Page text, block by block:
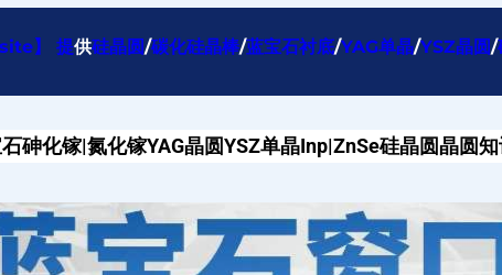
】 提供硅晶圆/碳化硅晶棒/蓝宝石衬底/YAG单晶/YSZ晶圆/
砷化镓|氮化镓YAG晶圆YSZ单晶Inp|ZnSe硅晶圆晶圆